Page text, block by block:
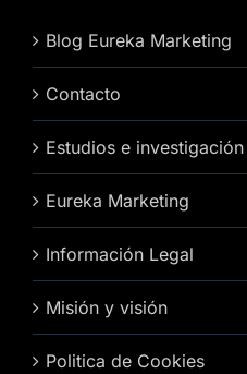
Blog Eureka Marketing
Contacto
Estudios e
Eureka Marketing
Información Legal
Misión y visión
Politica de Cookies